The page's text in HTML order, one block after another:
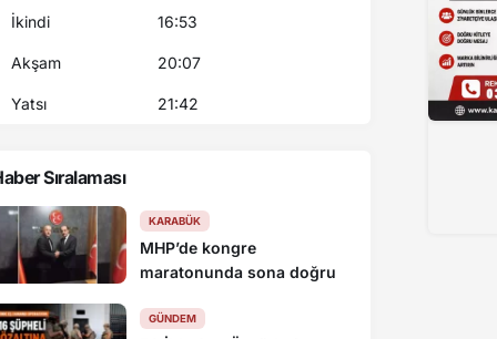
İkindi 16:53
Akşam 20:07
Yatsı 21:42
Sıralaması
KARABÜK
MHP’de kongre
maratonunda sona doğru
GÜNDEM